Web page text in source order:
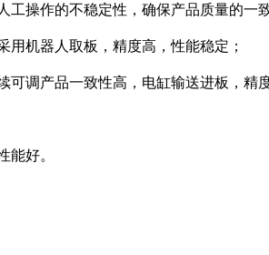
操作的不稳定性，确保产品质量的一
机器人取板，精度高，性能稳定；
调产品一致性高，电缸输送进板，精
能好。